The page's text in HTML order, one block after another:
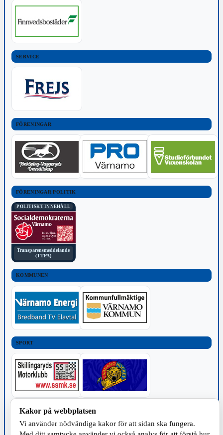
SERVICE
FÖRENINGAR
FÖRENINGAR POLITIK
POLITISKT INNEHÅLL
Transparensmeddelande
(TTPA)
KOMMUNEN
SPORT
TILLVERKNING
Kakor på webbplatsen
Vi använder nödvändiga kakor för att sidan ska fungera.